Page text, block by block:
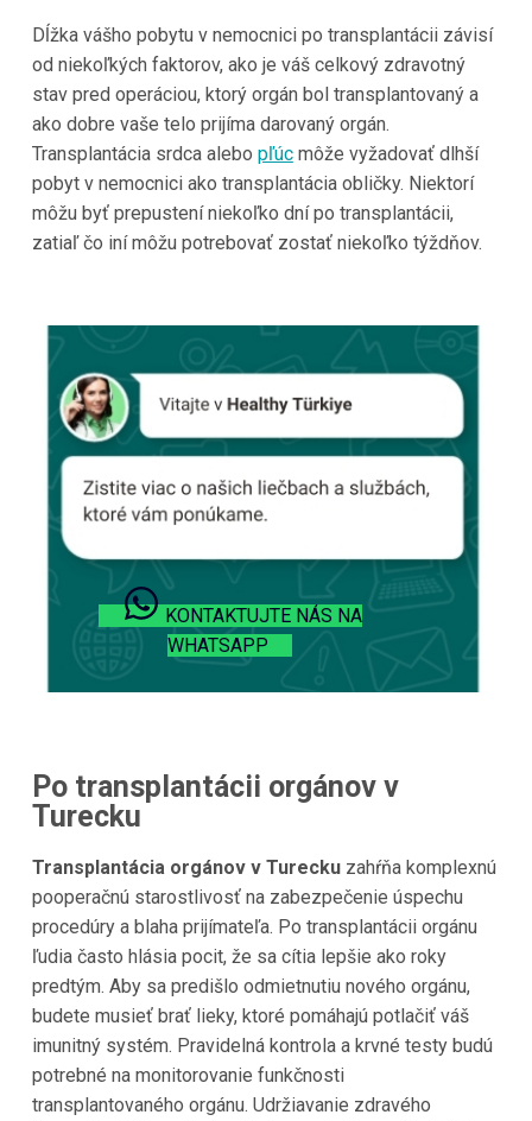
Dĺžka vášho pobytu v nemocnici po transplantácii závisí
od niekoľkých faktorov, ako je váš celkový zdravotný
stav pred operáciou, ktorý orgán bol transplantovaný a
ako dobre vaše telo prijíma darovaný orgán.
Transplantácia srdca alebo pľúcmôže vyžadovať dlhší
pobyt v nemocnici ako transplantácia obličky. Niektorí
môžu byť prepustení niekoľko dní po transplantácii,
zatiaľ čo iní môžu potrebovať zostať niekoľko týždňov.
KONTAKTUJTE NÁS NA
WHATSAPP
Po transplantácii orgánov v
Turecku
Transplantácia orgánov v Tureckuzahŕňa komplexnú
pooperačnú starostlivosť na zabezpečenie úspechu
procedúry a blaha prijímateľa. Po transplantácii orgánu
ľudia často hlásia pocit, že sa cítia lepšie ako roky
predtým. Aby sa predišlo odmietnutiu nového orgánu,
budete musieť brať lieky, ktoré pomáhajú potlačiť váš
imunitný systém. Pravidelná kontrola a krvné testy budú
potrebné na monitorovanie funkčnosti
transplantovaného orgánu. Udržiavanie zdravého